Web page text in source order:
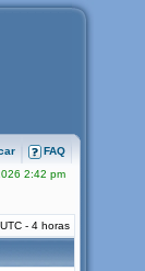
FAQ
2:42 pm
- 4 horas